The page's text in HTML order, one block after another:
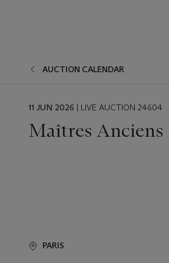
AUCTION CALENDAR
EVENT
11 JUN 2026 | LIVE AUCTION 24604
Maîtres Anciens
PARIS